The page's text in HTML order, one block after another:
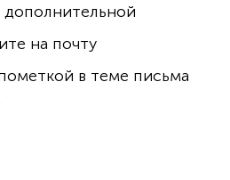
дополнительной
на почту
в теме письма